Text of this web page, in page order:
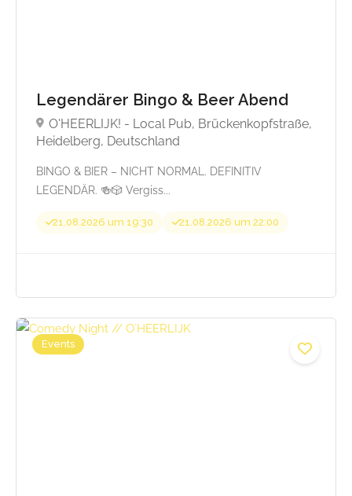
Beginnt von
Legendärer Bingo & Beer Abend
O'HEERLIJK! - Local Pub, Brückenkopfstraße,
Heidelberg, Deutschland
BINGO & BIER – NICHT NORMAL. DEFINITIV
LEGENDÄR. 🍻🎲 Vergiss...
21.08.2026 um 19:30 21.08.2026 um 22:00
Events